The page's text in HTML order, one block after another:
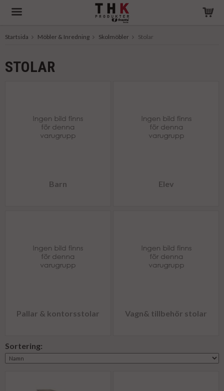
Startsida Möbler & Inredning Skolmöbler Stolar
STOLAR
Barn Elev
Pallar & kontorsstolar Vagn& tillbehör stolar
Sortering: